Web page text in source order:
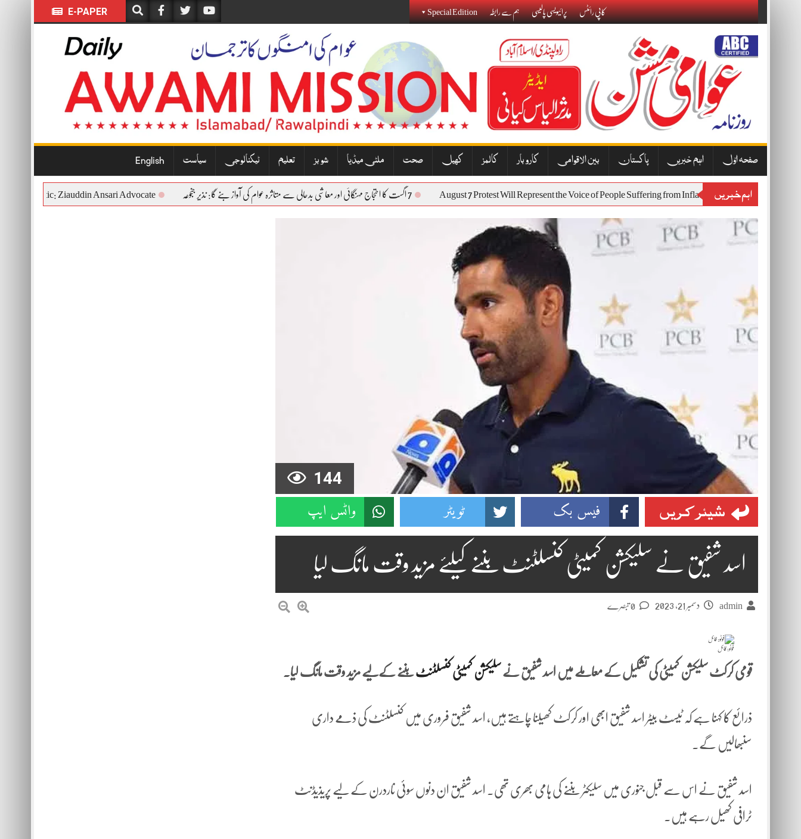
E-PAPER کاپی رائٹس پرائیویسی پالیسی ہم سے رابطہ Special Edition
صفحہ اوّل اہم خبریں پاکستان بین الاقوامی کاروبار کالمز کھیل صحت ملٹی میڈیا شوبز تعلیم ٹیکنالوجی سیاست English
اہم خبریں
August 7 Protest Will Represent the Voice of People Suffering from Inflation and Economic
and Democratic: Ziauddin Ansari Advocate
144
شیئر کریں فیس بک ٹویٹر واٹس ایپ
اسد شفیق نے سلیکشن کمیٹی کنسلٹنٹ بننے کیلئے مزید وقت مانگ لیا
admin دسمبر 21, 2023
فوٹو: فائل
قومی کرکٹ سلیکشن کمیٹی کی تشکیل کے معاملے میں اسد شفیق نے سلیکشن کمیٹی کنسلٹنٹبننے کےلیے مزید وقت مانگ لیا۔
ذرائع کا کہنا ہے کہ ٹیسٹ بیٹر اسد شفیق ابھی اور کرکٹ کھیلنا چاہتے ہیں، اسد شفیق فروری میں کنسلٹنٹ کی ذمے داری
سنبھالیں گے۔
اسد شفیق نے اس سے قبل جنوری میں سلیکٹر بننے کی ہامی بھری تھی۔ اسد شفیق ان دنوں سوئی ناردرن کے لیے پریذیڈنٹ
ٹرافی کھیل رہے ہیں۔